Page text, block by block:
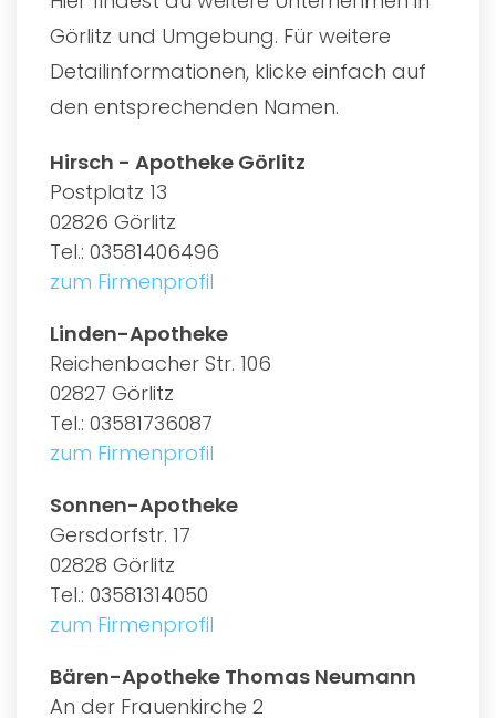
Görlitz und Umgebung. Für weitere
Detailinformationen, klicke einfach auf
den entsprechenden Namen.
Hirsch - Apotheke Görlitz
Postplatz 13
02826 Görlitz
Tel.: 03581406496
zum Firmenprofil
Linden-Apotheke
Reichenbacher Str. 106
02827 Görlitz
Tel.: 03581736087
zum Firmenprofil
Sonnen-Apotheke
Gersdorfstr. 17
02828 Görlitz
Tel.: 03581314050
zum Firmenprofil
Bären-Apotheke Thomas Neumann
An der Frauenkirche 2